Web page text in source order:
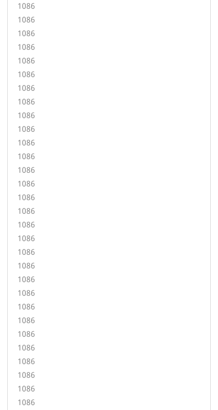
1086
1086
1086
1086
1086
1086
1086
1086
1086
1086
1086
1086
1086
1086
1086
1086
1086
1086
1086
1086
1086
1086
1086
1086
1086
1086
1086
1086
1086
1086